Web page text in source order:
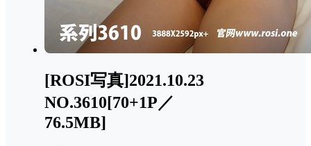
[ROSI写真]2021.10.23
NO.3610[70+1P／
76.5MB]